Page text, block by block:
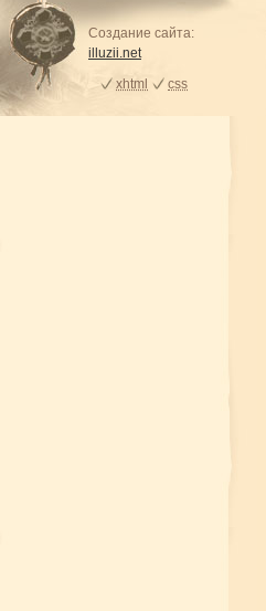
Создание сайта:
illuzii.net
xhtml
css